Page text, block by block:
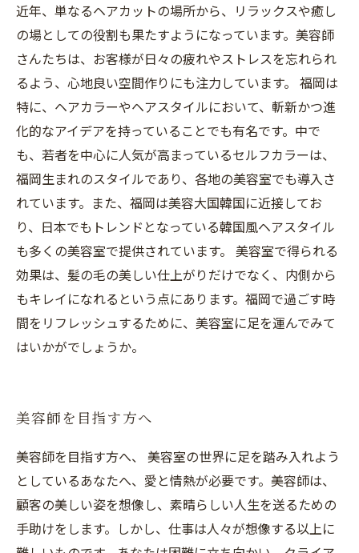
近年、単なるヘアカットの場所から、リラックスや癒し
の場としての役割も果たすようになっています。美容師
さんたちは、お客様が日々の疲れやストレスを忘れられ
るよう、心地良い空間作りにも注力しています。 福岡は
特に、ヘアカラーやヘアスタイルにおいて、斬新かつ進
化的なアイデアを持っていることでも有名です。中で
も、若者を中心に人気が高まっているセルフカラーは、
福岡生まれのスタイルであり、各地の美容室でも導入さ
れています。また、福岡は美容大国韓国に近接してお
り、日本でもトレンドとなっている韓国風ヘアスタイル
も多くの美容室で提供されています。 美容室で得られる
効果は、髪の毛の美しい仕上がりだけでなく、内側から
もキレイになれるという点にあります。福岡で過ごす時
間をリフレッシュするために、美容室に足を運んでみて
はいかがでしょうか。
美容師を目指す方へ
美容師を目指す方へ、 美容室の世界に足を踏み入れよう
としているあなたへ、愛と情熱が必要です。美容師は、
顧客の美しい姿を想像し、素晴らしい人生を送るための
手助けをします。しかし、仕事は人々が想像する以上に